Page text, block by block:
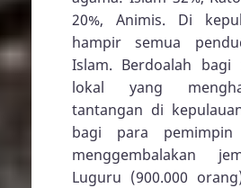
20%, Animis. Di
hampir semua
Islam. Berdoalah bagi
lokal yang
tantangan di
bagi para
menggembalakan
Luguru (900.000